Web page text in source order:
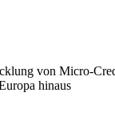
von Micro-
hinaus